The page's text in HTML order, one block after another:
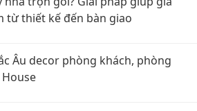
từ thiết kế đến bàn giao
Âu decor phòng khách, phòng
House